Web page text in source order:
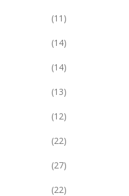
(11)
(14)
(14)
(13)
(12)
(22)
(27)
(22)